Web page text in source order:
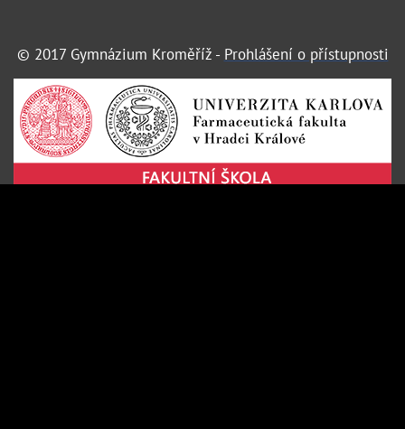
© 2017 Gymnázium Kroměříž - Prohlášení o přístupnosti